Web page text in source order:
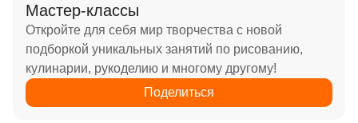
Мастер-классы
Откройте для себя мир творчества с новой
подборкой уникальных занятий по рисованию,
кулинарии, рукоделию и многому другому!
Поделиться